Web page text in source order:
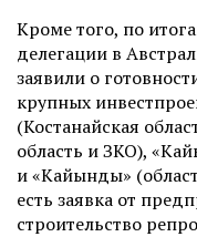
Кроме того, по
делегации в
заявили о
крупных
(Костанайская
область и ЗКО),
и «Кайынды»
есть заявка от
строительство